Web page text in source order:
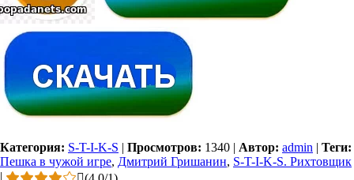
Категория: S-T-I-K-S | Просмотров: 1340 | Автор: admin | Теги:
Пешка в чужой игре, Дмитрий Гришанин, S-T-I-K-S. Рихтовщик
|